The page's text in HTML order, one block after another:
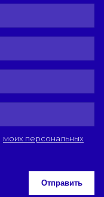
моих персональных
Отправить